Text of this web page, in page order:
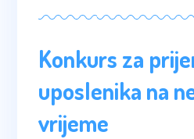
Konkurs za
uposlenika na
vrijeme